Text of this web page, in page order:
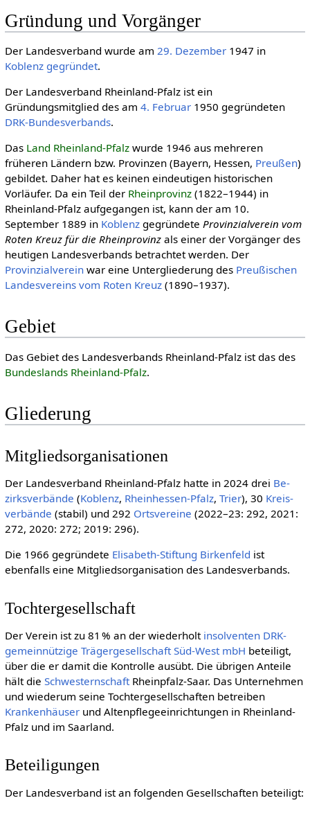
Gründung und Vorgänger
Der Landesverband wurde am 29. Dezember1947 in
Koblenz gegründet.
Der Landesverband Rheinland-Pfalz ist ein
Gründungsmitglied des am 4. Februar1950 gegründeten
DRK-Bundesverbands.
Das Land Rheinland-Pfalzwurde 1946 aus mehreren
früheren Ländern bzw. Provinzen (Bayern, Hessen, Preußen)
gebildet. Daher hat es keinen eindeutigen historischen
Vorläufer. Da ein Teil der Rheinprovinz(1822–1944) in
Rheinland-Pfalz aufgegangen ist, kann der am 10.
September 1889 in Koblenzgegründete Provinzialverein vom
Roten Kreuz für die Rheinprovinzals einer der Vorgänger des
heutigen Landesverbands betrachtet werden. Der
Provinzialvereinwar eine Untergliederung des Preußischen
Landesvereins vom Roten Kreuz(1890–1937).
Gebiet
Das Gebiet des Landesverbands Rheinland-Pfalz ist das des
Bundeslands Rheinland-Pfalz.
Gliederung
Mitgliedsorganisationen
Der Landesverband Rheinland-Pfalz hatte in 2024 drei Be­
zirks­ver­bän­de (Koblenz, Rheinhessen-Pfalz, Trier), 30 Kreis­
verbände (stabil) und 292 Ortsvereine (2022–23: 292, 2021:
272, 2020: 272; 2019: 296).
Die 1966 gegründete Elisabeth-Stiftung Birkenfeld ist
ebenfalls eine Mitgliedsorganisation des Landesverbands.
Tochtergesellschaft
Der Verein ist zu 81 % an der wiederholt insolventen DRK-
gemeinnützige Trägergesellschaft Süd-West mbH beteiligt,
über die er damit die Kontrolle ausübt. Die übrigen Anteile
hält die SchwesternschaftRheinpfalz-Saar. Das Unternehmen
und wiederum seine Tochtergesellschaften betreiben
Kranken­häuserund Altenpflegeeinrichtungen in Rheinland-
Pfalz und im Saarland.
Beteiligungen
Der Landesverband ist an folgenden Gesellschaften beteiligt: